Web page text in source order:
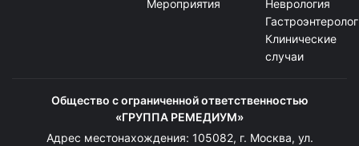
Мероприятия
Неврология
Клинические
случаи
Общество с ограниченной ответственностью
«ГРУППА РЕМЕДИУМ»
Адрес местонахождения: 105082, г. Москва, ул.